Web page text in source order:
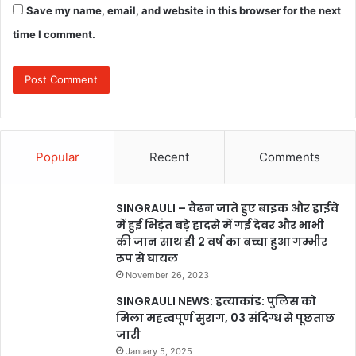
Save my name, email, and website in this browser for the next
time I comment.
Popular Recent Comments
SINGRAULI – वैढन जाते हुए बाइक और हाईवे
में हुई भिड़ंत बड़े हादसे में गई देवर और भाभी
की जान साथ ही 2 वर्ष का बच्चा हुआ गम्भीर
रूप से घायल
November 26, 2023
SINGRAULI NEWS: हत्याकांड: पुलिस को
मिला महत्वपूर्ण सुराग, 03 संदिग्ध से पूछताछ
जारी
January 5, 2025